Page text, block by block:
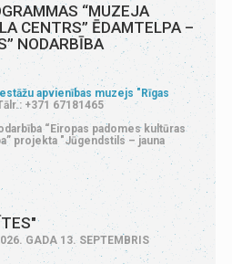
“MUZEJA
CENTRS” ĒDAMTELPA –
NODARBĪBA
apvienības muzejs "Rīgas
+371 67181465
“Eiropas padomes kultūras
projekta "Jūgendstils – jauna
GADA 13. SEPTEMBRIS